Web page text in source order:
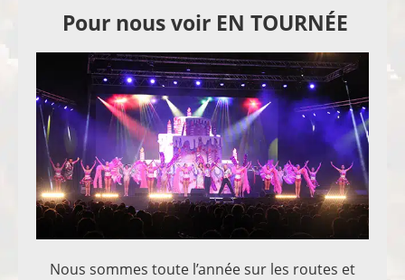
Pour nous voir EN TOURNÉE
Nous sommes toute l’année sur les routes et